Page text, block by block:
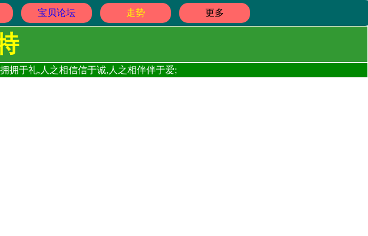
宝贝论坛 走势 更多
拥于礼,人之相信信于诚,人之相伴伴于爱;